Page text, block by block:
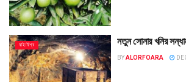
বহির্বিশ্ব নতুন সোনার খনির
BYALORFOARA